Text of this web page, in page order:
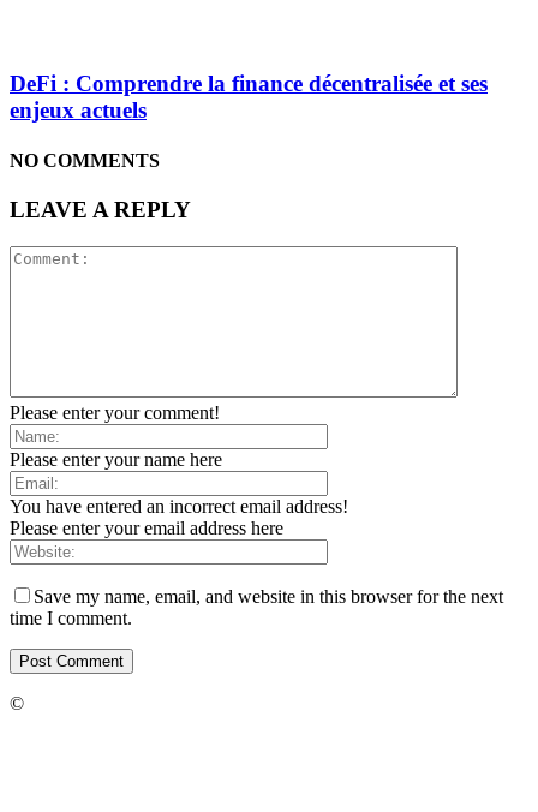
DeFi : Comprendre la finance décentralisée et ses
enjeux actuels
NO COMMENTS
LEAVE A REPLY
Please enter your comment!
Please enter your name here
You have entered an incorrect email address!
Please enter your email address here
Save my name, email, and website in this browser for the next
time I comment.
©